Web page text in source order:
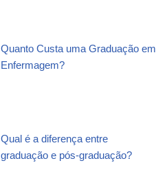
Quanto Custa uma Graduação em
Enfermagem?
Qual é a diferença entre
graduação e pós-graduação?